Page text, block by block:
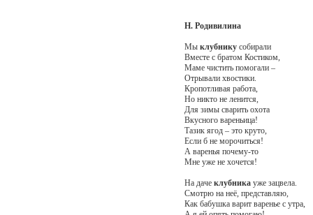
Н. Родивилина
Мы клубникусобирали
Вместе с братом Костиком,
Маме чистить помогали –
Отрывали хвостики.
Кропотливая работа,
Но никто не ленится,
Для зимы сварить охота
Вкусного вареньица!
Тазик ягод – это круто,
Если б не морочиться!
А варенья почему-то
Мне уже не хочется!
На даче клубникауже зацвела.
Смотрю на неё, представляю,
Как бабушка варит варенье с утра,